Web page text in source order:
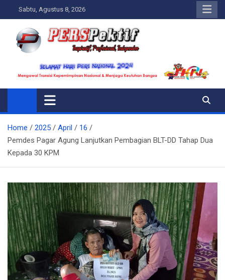
to
content
Sabtu, Agustus 8, 2026
Perspektif.today
Ispiratif Profesional Independen
Home 2025 April
16
Pemdes Pagar Agung Lanjutkan Pembagian BLT-DD Tahap Dua
Kepada 30 KPM